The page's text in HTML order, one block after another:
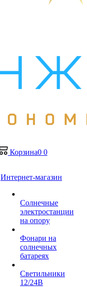
Корзина0 0
Интернет-магазин
Солнечные
электростанции
на опору
Фонари на
солнечных
батареях
Светильники
12/24В